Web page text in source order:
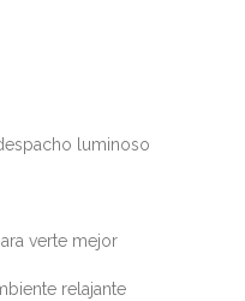
luminoso
verte mejor
relajante